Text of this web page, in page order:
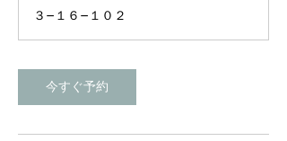
0
分
３−１６−１０２
今すぐ予約